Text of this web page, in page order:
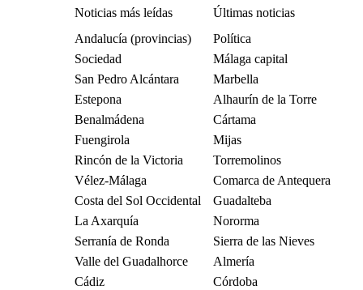
Noticias más leídas
Últimas noticias
Andalucía (provincias)
Política
Sociedad
Málaga capital
San Pedro Alcántara
Marbella
Estepona
Alhaurín de la Torre
Benalmádena
Cártama
Fuengirola
Mijas
Rincón de la Victoria
Torremolinos
Vélez-Málaga
Comarca de Antequera
Costa del Sol Occidental
Guadalteba
La Axarquía
Nororma
Serranía de Ronda
Sierra de las Nieves
Valle del Guadalhorce
Almería
Cádiz
Córdoba